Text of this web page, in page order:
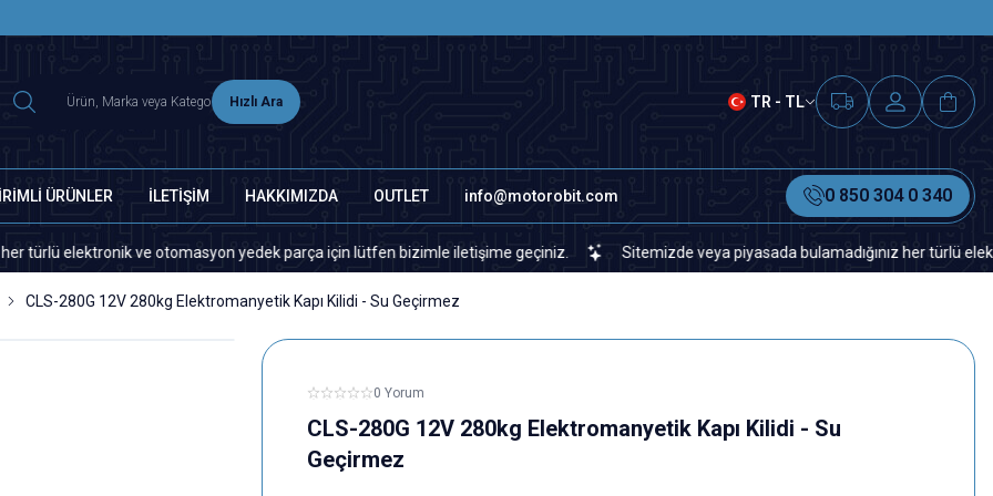
Hızlı Ara TR - TL
ÜRÜNLER İLETİŞİM HAKKIMIZDA OUTLET info@motorobit.com 0 850 304 0 340
ve otomasyon yedek parça için lütfen bizimle iletişime geçiniz. Sitemizde veya piyasada bulamadığınız her türlü elektronik
CLS-280G 12V 280kg Elektromanyetik Kapı Kilidi - Su Geçirmez
0 Yorum
CLS-280G 12V 280kg Elektromanyetik Kapı Kilidi - Su
Geçirmez